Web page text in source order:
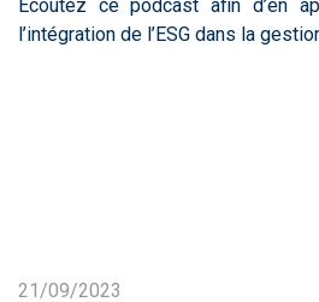
Ecoutez ce podcast afin d’en
l’intégration de l’ESG dans la
21/09/2023